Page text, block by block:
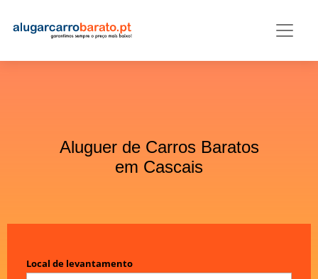
Aluguer de Carros Baratos
em Cascais
Local de levantamento